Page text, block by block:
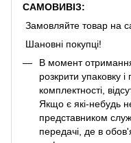
САМОВИВІЗ:
Замовляйте товар на
Шановні покупці!
В момент
розкрити упаковку
комплектності,
Якщо є які-небудь
представником
передачі, де в